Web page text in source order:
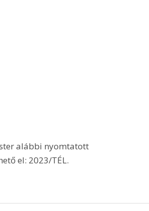
alábbi nyomtatott
el: 2023/TÉL.